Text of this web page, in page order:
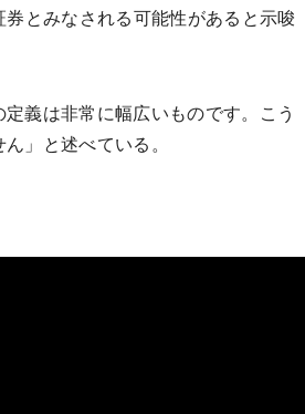
とみなされる可能性があると示唆
義は非常に幅広いものです。こう
」と述べている。